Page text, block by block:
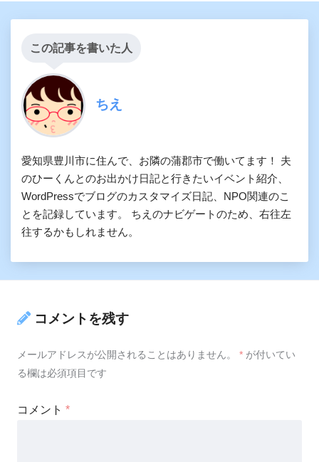
この記事を書いた人
ちえ
愛知県豊川市に住んで、お隣の蒲郡市で働いてます！ 夫
のひーくんとのお出かけ日記と行きたいイベント紹介、
WordPressでブログのカスタマイズ日記、NPO関連のこ
とを記録しています。 ちえのナビゲートのため、右往左
往するかもしれません。
コメントを残す
メールアドレスが公開されることはありません。 * が付いてい
る欄は必須項目です
コメント *